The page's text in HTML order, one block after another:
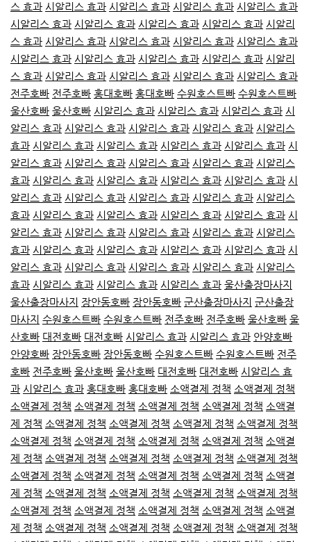
스 효과 시알리스 효과 시알리스 효과 시알리스 효과 시알리스 효과
시알리스 효과 시알리스 효과 시알리스 효과 시알리스 효과 시알리
스 효과 시알리스 효과 시알리스 효과 시알리스 효과 시알리스 효과
시알리스 효과 시알리스 효과 시알리스 효과 시알리스 효과 시알리
스 효과 시알리스 효과 시알리스 효과 시알리스 효과 시알리스 효과
전주호빠 전주호빠 홍대호빠 홍대호빠 수원호스트빠 수원호스트빠
울산호빠 울산호빠 시알리스 효과 시알리스 효과 시알리스 효과 시
알리스 효과 시알리스 효과 시알리스 효과 시알리스 효과 시알리스
효과 시알리스 효과 시알리스 효과 시알리스 효과 시알리스 효과 시
알리스 효과 시알리스 효과 시알리스 효과 시알리스 효과 시알리스
효과 시알리스 효과 시알리스 효과 시알리스 효과 시알리스 효과 시
알리스 효과 시알리스 효과 시알리스 효과 시알리스 효과 시알리스
효과 시알리스 효과 시알리스 효과 시알리스 효과 시알리스 효과 시
알리스 효과 시알리스 효과 시알리스 효과 시알리스 효과 시알리스
효과 시알리스 효과 시알리스 효과 시알리스 효과 시알리스 효과 시
알리스 효과 시알리스 효과 시알리스 효과 시알리스 효과 시알리스
효과 시알리스 효과 시알리스 효과 시알리스 효과 울산출장마사지
울산출장마사지 장안동호빠 장안동호빠 군산출장마사지 군산출장
마사지 수원호스트빠 수원호스트빠 전주호빠 전주호빠 울산호빠 울
산호빠 대전호빠 대전호빠 시알리스 효과 시알리스 효과 안양호빠
안양호빠 장안동호빠 장안동호빠 수원호스트빠 수원호스트빠 전주
호빠 전주호빠 울산호빠 울산호빠 대전호빠 대전호빠 시알리스 효
과 시알리스 효과 홍대호빠 홍대호빠 소액결제 정책 소액결제 정책
소액결제 정책 소액결제 정책 소액결제 정책 소액결제 정책 소액결
제 정책 소액결제 정책 소액결제 정책 소액결제 정책 소액결제 정책
소액결제 정책 소액결제 정책 소액결제 정책 소액결제 정책 소액결
제 정책 소액결제 정책 소액결제 정책 소액결제 정책 소액결제 정책
소액결제 정책 소액결제 정책 소액결제 정책 소액결제 정책 소액결
제 정책 소액결제 정책 소액결제 정책 소액결제 정책 소액결제 정책
소액결제 정책 소액결제 정책 소액결제 정책 소액결제 정책 소액결
제 정책 소액결제 정책 소액결제 정책 소액결제 정책 소액결제 정책